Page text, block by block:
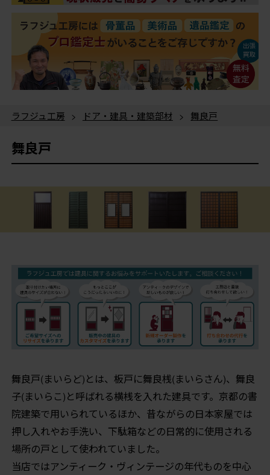
ラフジュ工房 > ドア・建具・建築部材 > 舞良戸
舞良戸
舞良戸(まいらど)とは、板戸に舞良桟(まいらさん)、舞良
子(まいらこ)と呼ばれる横桟を入れた建具です。京都の書
院建築で用いられているほか、昔ながらの日本家屋では
押し入れやお手洗い、下駄箱などの日常的に使用される
場所の戸として使われていました。
当店ではアンティーク・ヴィンテージの年代ものを中心